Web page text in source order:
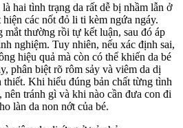
hai tình trạng da rất dễ bị nhầm lẫn ở
các nốt đỏ li ti kèm ngứa ngáy.
mắt thường rồi tự kết luận, sau đó áp
nghiệm. Tuy nhiên, nếu xác định sai,
hiệu quả mà còn có thể khiến da bé
phân biệt rõ rôm sảy và viêm da dị
thiết. Khi hiểu đúng bản chất từng tình
nên tránh gì và khi nào cần đưa con đi
làn da non nớt của bé.